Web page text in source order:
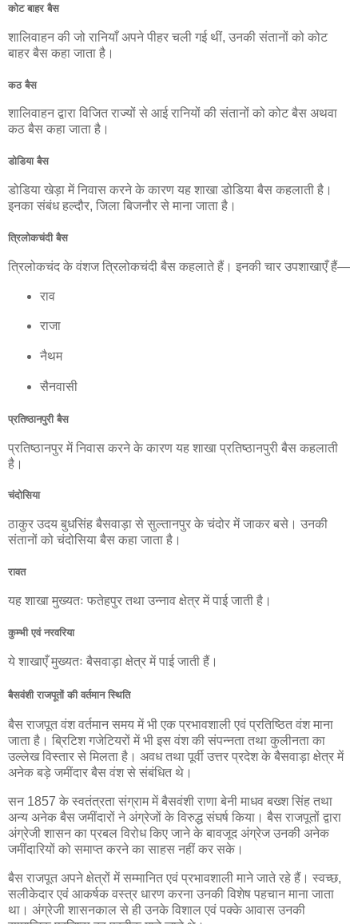
कोट बाहर बैस
शालिवाहन की जो रानियाँ अपने पीहर चली गई थीं, उनकी संतानों को कोट
बाहर बैस कहा जाता है।
कठ बैस
शालिवाहन द्वारा विजित राज्यों से आई रानियों की संतानों को कोट बैस अथवा
कठ बैस कहा जाता है।
डोडिया बैस
डोडिया खेड़ा में निवास करने के कारण यह शाखा डोडिया बैस कहलाती है।
इनका संबंध हल्दौर, जिला बिजनौर से माना जाता है।
त्रिलोकचंदी बैस
त्रिलोकचंद के वंशज त्रिलोकचंदी बैस कहलाते हैं। इनकी चार उपशाखाएँ हैं—
राव
राजा
नैथम
सैनवासी
प्रतिष्ठानपुरी बैस
प्रतिष्ठानपुर में निवास करने के कारण यह शाखा प्रतिष्ठानपुरी बैस कहलाती
है।
चंदोसिया
ठाकुर उदय बुधसिंह बैसवाड़ा से सुल्तानपुर के चंदोर में जाकर बसे। उनकी
संतानों को चंदोसिया बैस कहा जाता है।
रावत
यह शाखा मुख्यतः फतेहपुर तथा उन्नाव क्षेत्र में पाई जाती है।
कुम्भी एवं नरवरिया
ये शाखाएँ मुख्यतः बैसवाड़ा क्षेत्र में पाई जाती हैं।
बैसवंशी राजपूतों की वर्तमान स्थिति
बैस राजपूत वंश वर्तमान समय में भी एक प्रभावशाली एवं प्रतिष्ठित वंश माना
जाता है। ब्रिटिश गजेटियरों में भी इस वंश की संपन्नता तथा कुलीनता का
उल्लेख विस्तार से मिलता है। अवध तथा पूर्वी उत्तर प्रदेश के बैसवाड़ा क्षेत्र में
अनेक बड़े जमींदार बैस वंश से संबंधित थे।
सन 1857 के स्वतंत्रता संग्राम में बैसवंशी राणा बेनी माधव बख्श सिंह तथा
अन्य अनेक बैस जमींदारों ने अंग्रेजों के विरुद्ध संघर्ष किया। बैस राजपूतों द्वारा
अंग्रेजी शासन का प्रबल विरोध किए जाने के बावजूद अंग्रेज उनकी अनेक
जमींदारियों को समाप्त करने का साहस नहीं कर सके।
बैस राजपूत अपने क्षेत्रों में सम्मानित एवं प्रभावशाली माने जाते रहे हैं। स्वच्छ,
सलीकेदार एवं आकर्षक वस्त्र धारण करना उनकी विशेष पहचान माना जाता
था। अंग्रेजी शासनकाल से ही उनके विशाल एवं पक्के आवास उनकी